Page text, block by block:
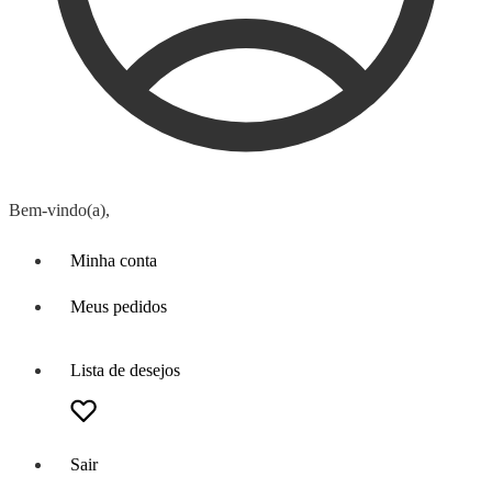
Bem-vindo(a),
Minha conta
Meus pedidos
Lista de desejos
Sair